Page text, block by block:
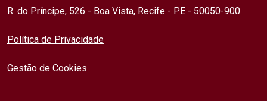
R. do Príncipe, 526 - Boa Vista, Recife - PE - 50050-900
Política de Privacidade
Gestão de Cookies